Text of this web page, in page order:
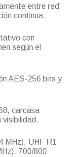
entre red
continua.
con
según el
AES-256 bits y
carcasa
MHz), UHF R1
700/800